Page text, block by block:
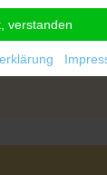
verstanden